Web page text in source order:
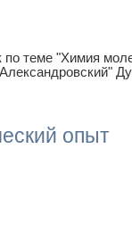
теме "Химия
опыт